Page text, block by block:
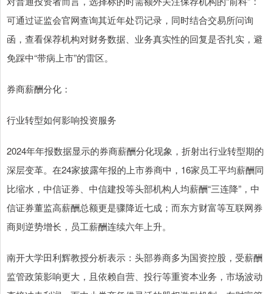
可通过证监会官网查询其近年处罚记录，同时结合交易所问询
函，查看保荐机构对财务数据、业务真实性的回复是否扎实，避
免踩中“带病上市”的雷区。
券商薪酬分化：
行业转型如何影响投资服务
2024年年报数据显示的券商薪酬分化现象，折射出行业转型期的
深层变革。在24家披露年报的上市券商中，16家员工平均薪酬同
比缩水，中信证券、中信建投等头部机构人均薪酬“三连降”，中
信证券董监高薪酬总额更是骤降近七成；而东方财富等互联网券
商则逆势增长，员工薪酬连续六年上升。
南开大学田利辉教授分析表示：头部券商多为国资控股，受薪酬
监管政策影响更大，且依赖自营、投行等重资本业务，市场波动